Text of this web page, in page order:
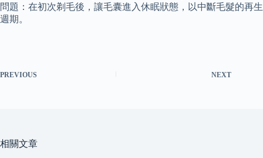
問題：在初次剃毛後，讓毛囊進入休眠狀態，以中斷毛髮的再生
週期。
PREVIOUS NEXT
相關文章